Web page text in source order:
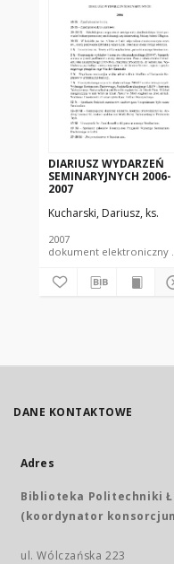
DIARIUSZ WYDARZEŃ
SEMINARYJNYCH 2006-
2007
Kucharski, Dariusz, ks.
2007
DANE KONTAKTOWE
Adres
Biblioteka Politechniki
(koordynator konsorcjum
ul. Wólczańska 223